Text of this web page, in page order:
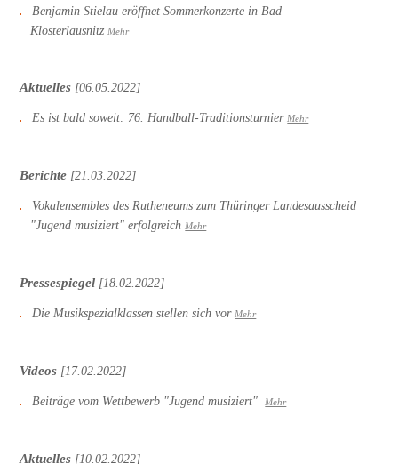
Benjamin Stielau eröffnet Sommerkonzerte in Bad
Klosterlausnitz Mehr
Aktuelles [06.05.2022]
Es ist bald soweit: 76. Handball-Traditionsturnier Mehr
Berichte [21.03.2022]
Vokalensembles des Rutheneums zum Thüringer Landesausscheid
"Jugend musiziert" erfolgreich Mehr
Pressespiegel [18.02.2022]
Die Musikspezialklassen stellen sich vor Mehr
Videos [17.02.2022]
Beiträge vom Wettbewerb "Jugend musiziert" Mehr
Aktuelles [10.02.2022]